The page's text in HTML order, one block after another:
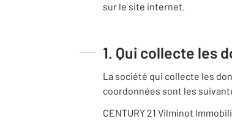
sur le site internet.
1. Qui collecte les
La société qui collecte les
coordonnées sont les
CENTURY 21 Vilminot